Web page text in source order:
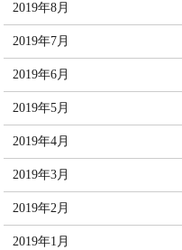
2019年8月
2019年7月
2019年6月
2019年5月
2019年4月
2019年3月
2019年2月
2019年1月